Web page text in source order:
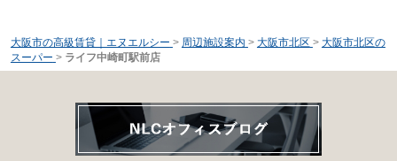
大阪市の高級賃貸｜エヌエルシー > 周辺施設案内 > 大阪市北区 > 大阪市北区の
スーパー > ライフ中崎町駅前店